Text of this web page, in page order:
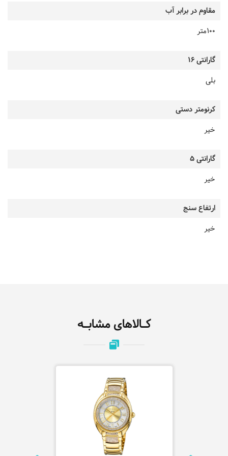
مقاوم در برابر آب
100متر
گارانتی 16
بلی
کرنومتر دستی
خیر
گارانتی 5
خیر
ارتفاع سنج
خیر
کـالاهای مشابـه